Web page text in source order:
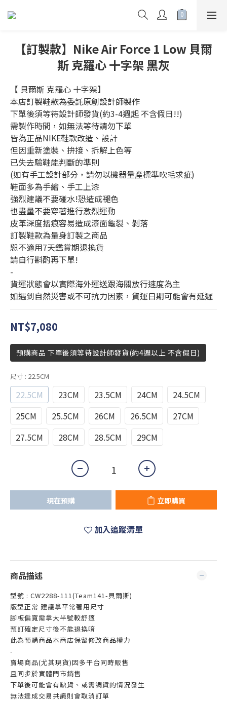
【訂製款】Nike Air Force 1 Low 貝爾
斯 克羅心 十字架 黑灰
【 貝爾斯 克羅心 十字架】
本店訂製鞋款為委託原創設計師製作
下單後須等待設計師發貨(約3-4週起 不含假日!!)
需製作時間，如無法等待請勿下單
皆為正品NIKE鞋款改造、設計
但因重新塗裝、拚接、拆解上色等
已失去驗鞋能判斷的準則
(如有手工設計部分，請勿以機器量產標準吹毛求疵)
鞋面多為手繪、手工上漆
強烈建議不要碰水!恐造成褪色
也盡量不要穿著進行激烈運動
皮革深度摺痕容易造成漆面龜裂、剝落
訂製鞋款為量身訂製之商品
恕不適用7天鑑賞期退換貨
請自行斟酌再下單!
-
貨運狀態會以實際海外運送跟海關放行速度為主
如遇到自然災害或不可抗力因素，貨運日期可能會有延遲
NT$7,080
預購商品 下單後須等待設計師發貨(約4週以上 不含假日)
尺寸 : 22.5CM
22.5CM 23CM 23.5CM 24CM
24.5CM
25CM
25.5CM 26CM 26.5CM
27CM
27.5CM
28CM 28.5CM 29CM
現在預購 立即購買
加入追蹤清單
商品描述
型號 : CW2288-111(Team141-貝爾斯)
版型正常 建議拿平常著用尺寸
腳板偏寬需拿大半號較舒適
預訂確定尺寸後不能退換唷
此為預購商品本商店保留修改商品權力
-
賣場商品(尤其現貨)因多平台同時販售
且同步於實體門市銷售
下單後可能會有缺貨、或需調貨的情況發生
無法達成交易共識則會取消訂單